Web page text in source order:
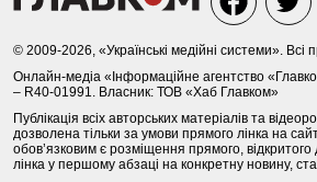
© 2009-2026, «Українські медійні системи». Всі
Онлайн-медіа «Інформаційне агентство
– R40-01991. Власник: ТОВ «Хаб Главком»
Публікація всіх авторських матеріалів та
дозволена тільки за умови прямого лінка на
обов’язковим є розміщення прямого,
лінка у першому абзаці на конкретну новину,